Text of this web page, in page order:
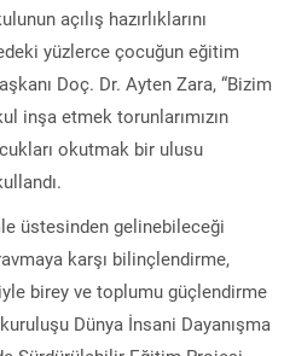
açılış hazırlıklarını
yüzlerce çocuğun eğitim
Doç. Dr. Ayten Zara, “Bizim
inşa etmek torunlarımızın
okutmak bir ulusu
üstesinden gelinebileceği
karşı bilinçlendirme,
birey ve toplumu güçlendirme
Dünya İnsani Dayanışma